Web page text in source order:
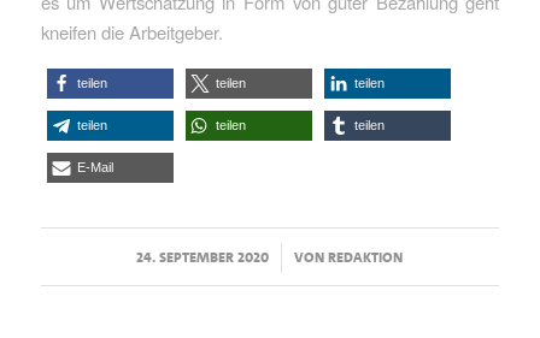
kneifen die Arbeitgeber.
teilen teilen teilen
teilen teilen teilen
E-Mail
24. SEPTEMBER 2020
/ VONREDAKTION